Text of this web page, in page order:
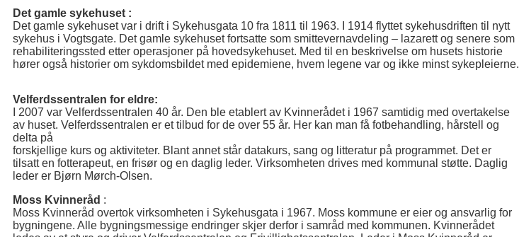
Det gamle sykehuset :
Det gamle sykehuset var i drift i Sykehusgata 10 fra 1811 til 1963. I 1914 flyttet sykehusdriften til nytt
sykehus i Vogtsgate. Det gamle sykehuset fortsatte som smittevernavdeling – lazarett og senere som
rehabiliteringssted etter operasjoner på hovedsykehuset. Med til en beskrivelse om husets historie
hører også historier om sykdomsbildet med epidemiene, hvem legene var og ikke minst sykepleierne.
Velferdssentralen for eldre:
I 2007 var Velferdssentralen 40 år. Den ble etablert av Kvinnerådet i 1967 samtidig med overtakelse
av huset. Velferdssentralen er et tilbud for de over 55 år. Her kan man få fotbehandling, hårstell og
delta på
forskjellige kurs og aktiviteter. Blant annet står datakurs, sang og litteratur på programmet. Det er
tilsatt en fotterapeut, en frisør og en daglig leder. Virksomheten drives med kommunal støtte. Daglig
leder er Bjørn Mørch-Olsen.
Moss Kvinneråd :
Moss Kvinneråd overtok virksomheten i Sykehusgata i 1967. Moss kommune er eier og ansvarlig for
bygningene. Alle bygningsmessige endringer skjer derfor i samråd med kommunen. Kvinnerådet